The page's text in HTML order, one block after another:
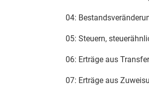
04:
05: Steuern,
06: Erträge aus
07: Erträge aus